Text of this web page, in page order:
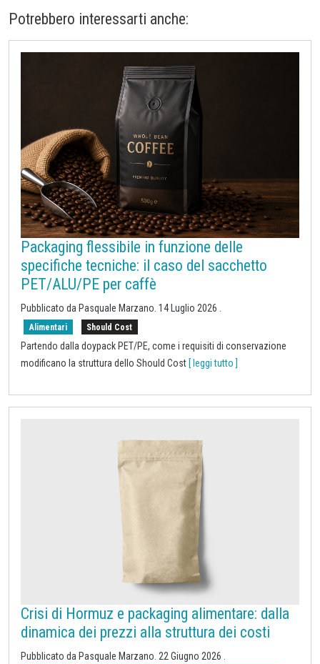
Potrebbero interessarti anche:
Packaging flessibile in funzione delle
specifiche tecniche: il caso del sacchetto
PET/ALU/PE per caffè
Pubblicato da Pasquale Marzano. 14 Luglio 2026 .
Alimentari Should Cost
Partendo dalla doypack PET/PE, come i requisiti di conservazione
modificano la struttura dello Should Cost [ leggi tutto ]
Crisi di Hormuz e packaging alimentare: dalla
dinamica dei prezzi alla struttura dei costi
Pubblicato da Pasquale Marzano 22 Giugno 2026